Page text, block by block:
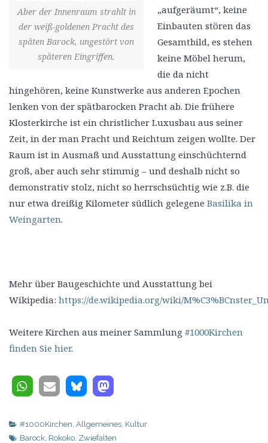
Aber der Innenraum strahlt in
der weiß-goldenen Pracht des
späten Barock, ungestört von
späteren Eingriffen.
„aufgeräumt“, keine
Einbauten stören das
Gesamtbild, es stehen
keine Möbel herum,
die da nicht
hingehören, keine Kunstwerke aus anderen Epochen
lenken von der spätbarocken Pracht ab. Die frühere
Klosterkirche ist ein christlicher Luxusbau aus seiner
Zeit, in der man Pracht und Reichtum zeigen wollte. Der
Raum ist in Ausmaß und Ausstattung einschüchternd
groß, aber auch sehr stimmig – und deshalb nicht so
demonstrativ stolz, nicht so herrschsüchtig wie z.B. die
nur etwa dreißig Kilometer südlich gelegene Basilika in
Weingarten.
Mehr über Baugeschichte und Ausstattung bei
Wikipedia: https://de.wikipedia.org/wiki/
Weitere Kirchen aus meiner Sammlung #1000Kirchen
finden Sie hier.
#1000Kirchen, Allgemeines, Kultur
Barock, Rokoko, Zwiefalten